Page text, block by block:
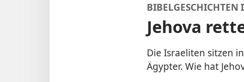
BIBELGESCHICHTEN
Jehova
Die Israeliten sitzen
Ägypter. Wie hat